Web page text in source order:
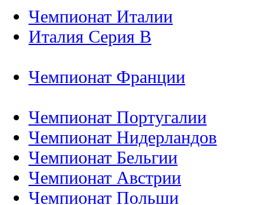
Чемпионат Италии
Италия Серия B
Чемпионат Франции
Чемпионат Португалии
Чемпионат Нидерландов
Чемпионат Бельгии
Чемпионат Австрии
Чемпионат Польши